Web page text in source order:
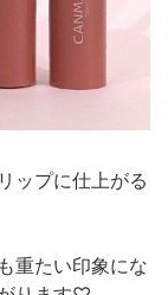
ップに仕上がる
重たい印象にな